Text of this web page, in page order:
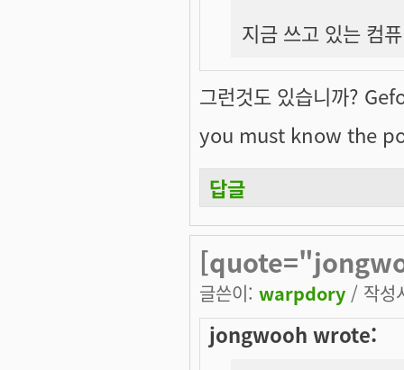
지금 쓰고 있는 컴
그런것도 있습니까?
you must know the
답글
글쓴이: warpdory / 작성
jongwooh wrote: